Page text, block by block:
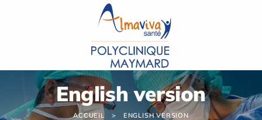
English version
ACCUEIL ENGLISH VERSION
Panneau de gestion des cookies